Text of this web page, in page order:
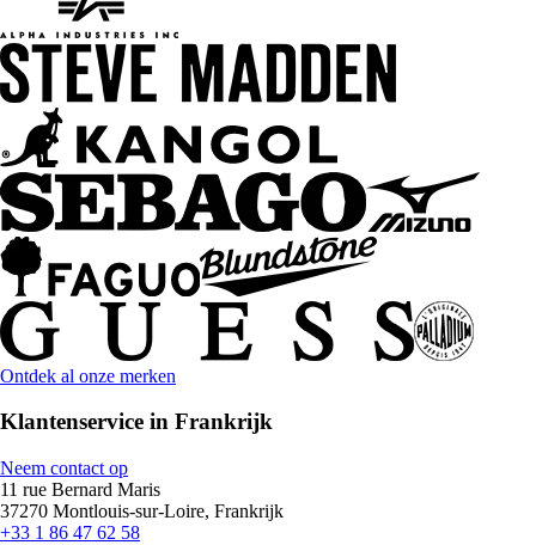
Ontdek al onze merken
Klantenservice in Frankrijk
Neem contact op
11 rue Bernard Maris
37270 Montlouis-sur-Loire, Frankrijk
+33 1 86 47 62 58